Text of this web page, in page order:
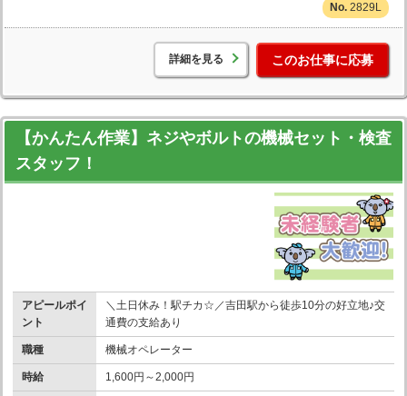
2829L
詳細を見る このお仕事に応募
【かんたん作業】ネジやボルトの機械セット・検査
スタッフ！
アピールポイ
ント
＼土日休み！駅チカ☆／吉田駅から徒歩10分の好立地♪交
通費の支給あり
職種 機械オペレーター
時給 1,600円～2,000円